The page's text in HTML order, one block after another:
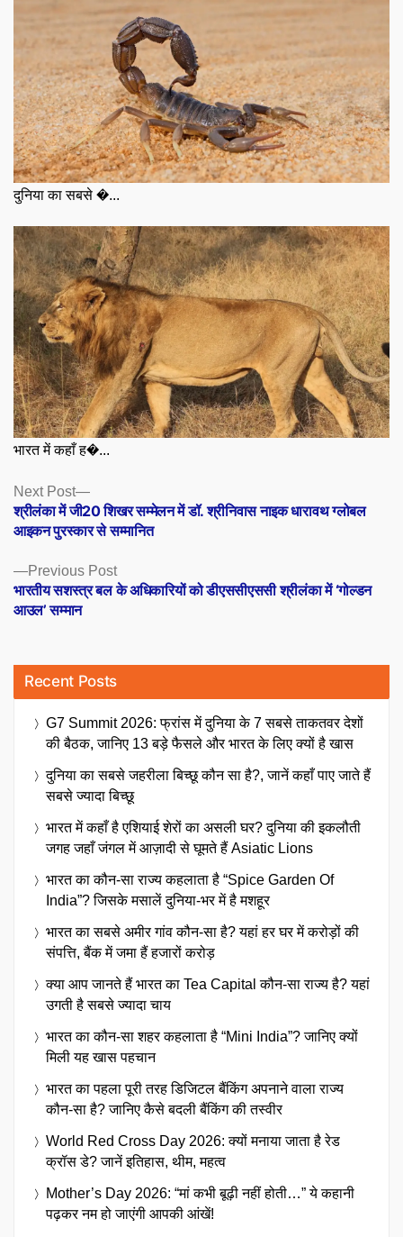
दुनिया का सबसे �...
भारत में कहाँ ह�...
Posts
navigation
Previous PostPrevious
post:
भारतीय सशस्त्र बल के अधिकारियों को डीएससीएससी श्रीलंका में ‘गोल्डन
आउल’ सम्मान
Next Post
Next
post:
श्रीलंका में जी20 शिखर सम्मेलन में डॉ. श्रीनिवास नाइक धारावथ ग्लोबल
आइकन पुरस्कार से सम्मानित
Recent Posts
G7 Summit 2026: फ्रांस में दुनिया के 7 सबसे ताकतवर देशों
की बैठक, जानिए 13 बड़े फैसले और भारत के लिए क्यों है खास
दुनिया का सबसे जहरीला बिच्छू कौन सा है?, जानें कहाँ पाए जाते हैं
सबसे ज्यादा बिच्छू
भारत में कहाँ है एशियाई शेरों का असली घर? दुनिया की इकलौती
जगह जहाँ जंगल में आज़ादी से घूमते हैं Asiatic Lions
भारत का कौन-सा राज्य कहलाता है “Spice Garden Of
India”? जिसके मसालें दुनिया-भर में है मशहूर
भारत का सबसे अमीर गांव कौन-सा है? यहां हर घर में करोड़ों की
संपत्ति, बैंक में जमा हैं हजारों करोड़
क्या आप जानते हैं भारत का Tea Capital कौन-सा राज्य है? यहां
उगती है सबसे ज्यादा चाय
भारत का कौन-सा शहर कहलाता है “Mini India”? जानिए क्यों
मिली यह खास पहचान
भारत का पहला पूरी तरह डिजिटल बैंकिंग अपनाने वाला राज्य
कौन-सा है? जानिए कैसे बदली बैंकिंग की तस्वीर
World Red Cross Day 2026: क्यों मनाया जाता है रेड
क्रॉस डे? जानें इतिहास, थीम, महत्व
Mother’s Day 2026: “मां कभी बूढ़ी नहीं होती…” ये कहानी
पढ़कर नम हो जाएंगी आपकी आंखें!